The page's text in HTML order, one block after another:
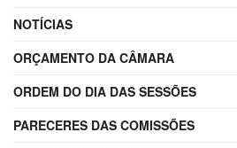
NOTÍCIAS
ORÇAMENTO DA CÂMARA
ORDEM DO DIA DAS SESSÕES
PARECERES DAS COMISSÕES